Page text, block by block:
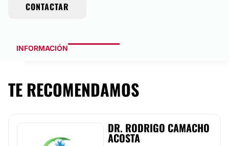
CONTACTAR
INFORMACIÓN
TE RECOMENDAMOS
DR. RODRIGO CAMACHO
ACOSTA